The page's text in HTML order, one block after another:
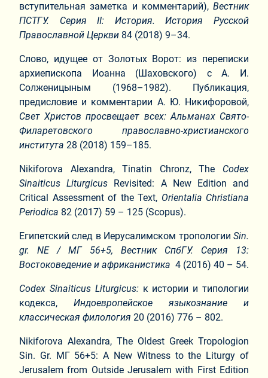
вступительная заметка и комментарий), Вестник
ПСТГУ. Серия II: История. История Русской
Православной Церкви 84 (2018) 9–34.
Слово, идущее от Золотых Ворот: из переписки
архиепископа Иоанна (Шаховского) с А. И.
Солженицыным (1968–1982). Публикация,
предисловие и комментарии А. Ю. Никифоровой,
Свет Христов просвещает всех: Альманах Свято-
Филаретовского православно-христианского
института 28 (2018) 159–185.
Nikiforova Alexandra, Tinatin Chronz, The Codex
Sinaiticus Liturgicus Revisited: A New Edition and
Critical Assessment of the Text, Orientalia Christiana
Periodica 82 (2017) 59 – 125 (Scopus).
Египетский след в Иерусалимском тропологии Sin.
gr. ΝΕ / ΜΓ 56+5, Вестник СпбГУ. Серия 13:
Востоковедение и африканистика 4 (2016) 40 – 54.
Codex Sinaiticus Liturgicus:к истории и типологии
кодекса, Индоевропейское языкознание и
классическая филология 20 (2016) 776 – 802.
Nikiforova Alexandra, The Oldest Greek Tropologion
Sin. Gr. ΜΓ 56+5: A New Witness to the Liturgy of
Jerusalem from Outside Jerusalem with First Edition